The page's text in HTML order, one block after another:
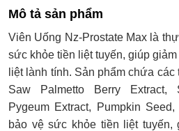
Mô tả sản phẩm
Viên Uống Nz-Prostate Max là
sức khỏe tiền liệt tuyến, giúp
liệt lành tính. Sản phẩm chứa
Saw Palmetto Berry Extract,
Pygeum Extract, Pumpkin
bảo vệ sức khỏe tiền liệt tuyến,